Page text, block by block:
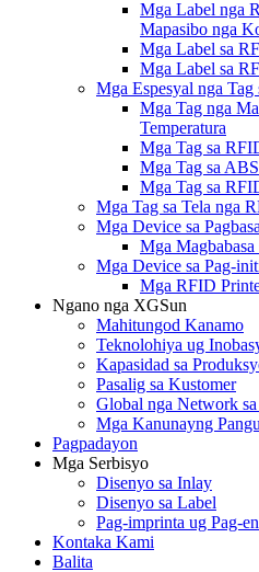
Mga Label nga
Mapasibo nga
Mga Label sa
Mga Label sa
Mga Espesyal nga Tag
Mga Tag nga
Temperatura
Mga Tag sa
Mga Tag sa
Mga Tag sa
Mga Tag sa Tela nga
Mga Device sa
Mga
Mga Device sa Pag-
Mga RFID
Ngano nga XGSun
Mahitungod Kanamo
Teknolohiya ug
Kapasidad sa
Pasalig sa Kustomer
Global nga Network
Mga Kanunayng
Pagpadayon
Mga Serbisyo
Disenyo sa Inlay
Disenyo sa Label
Pag-imprinta ug Pag-
Kontaka Kami
Balita